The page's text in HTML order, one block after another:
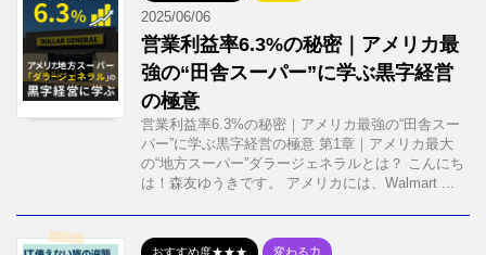
2025/06/06
営業利益率6.3%の秘密｜アメリカ最
強の“田舎スーパー”に学ぶ黒字経営
の極意
営業利益率6.3%の秘密｜アメリカ最強の“田舎スー
パー”に学ぶ黒字経営の極意 第1章｜アメリカ最大
の“地方スーパー”ダラージェネラルとは？ こんにち
は！森友ゆうきです。 アメリカには、Walmart ...
おすすめ度★★★ 変わる力